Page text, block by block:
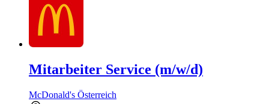
Mitarbeiter Service (m/w/d)
McDonald's Österreich